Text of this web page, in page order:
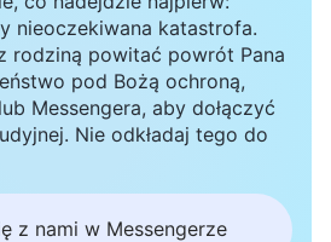
czy złe, słuszne, czy
z ludzkimi pojęciami, czy
krytykować, oceniać,
czy jest to dobre, czy
jako istota
nieoczekiwana katastrofa.
rodziną powitać powrót Pana
pod Bożą ochroną,
Messengera, aby dołączyć
Nie odkładaj tego do
z nami w Messengerze